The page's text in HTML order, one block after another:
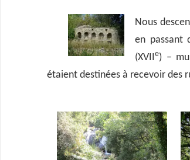
Nous
en passant
(XVIIe) –
étaient destinées à recevoir des